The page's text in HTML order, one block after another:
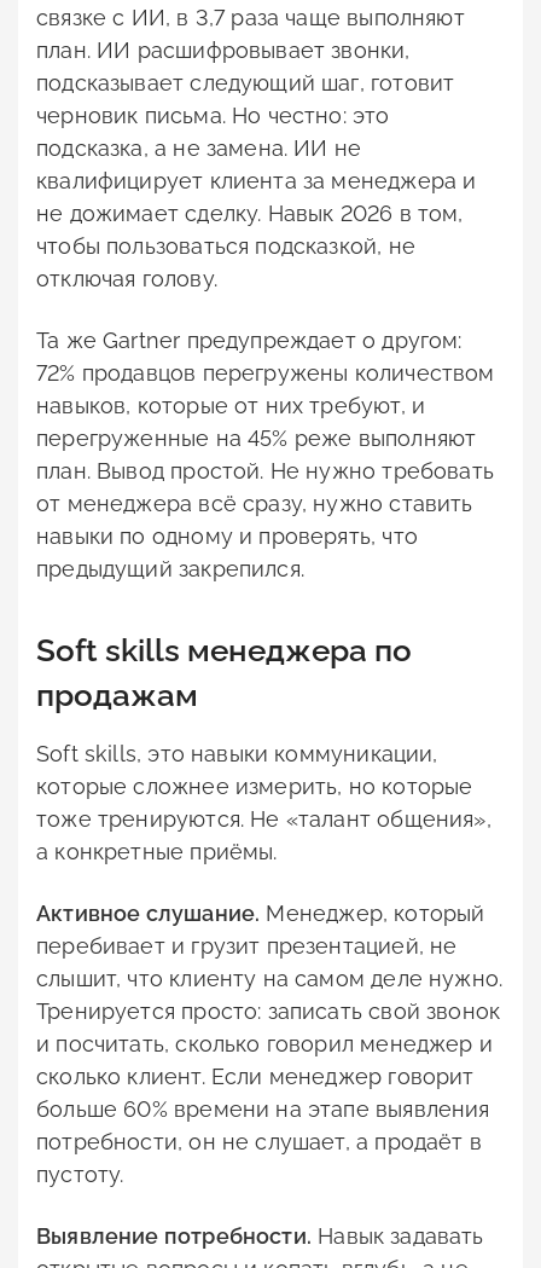
связке с ИИ, в 3,7 раза чаще выполняют
план. ИИ расшифровывает звонки,
подсказывает следующий шаг, готовит
черновик письма. Но честно: это
подсказка, а не замена. ИИ не
квалифицирует клиента за менеджера и
не дожимает сделку. Навык 2026 в том,
чтобы пользоваться подсказкой, не
отключая голову.
Та же Gartner предупреждает о другом:
72% продавцов перегружены количеством
навыков, которые от них требуют, и
перегруженные на 45% реже выполняют
план. Вывод простой. Не нужно требовать
от менеджера всё сразу, нужно ставить
навыки по одному и проверять, что
предыдущий закрепился.
Soft skills менеджера по
продажам
Soft skills, это навыки коммуникации,
которые сложнее измерить, но которые
тоже тренируются. Не «талант общения»,
а конкретные приёмы.
Активное слушание. Менеджер, который
перебивает и грузит презентацией, не
слышит, что клиенту на самом деле нужно.
Тренируется просто: записать свой звонок
и посчитать, сколько говорил менеджер и
сколько клиент. Если менеджер говорит
больше 60% времени на этапе выявления
потребности, он не слушает, а продаёт в
пустоту.
Выявление потребности. Навык задавать